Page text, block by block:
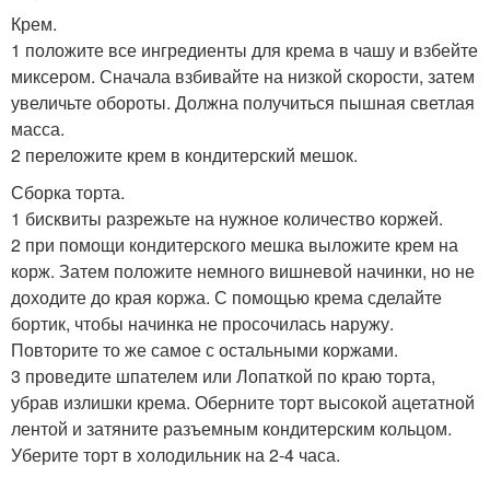
Крем.
1 положите все ингредиенты для крема в чашу и взбейте
миксером. Сначала взбивайте на низкой скорости, затем
увеличьте обороты. Должна получиться пышная светлая
масса.
2 переложите крем в кондитерский мешок.
Сборка торта.
1 бисквиты разрежьте на нужное количество коржей.
2 при помощи кондитерского мешка выложите крем на
корж. Затем положите немного вишневой начинки, но не
доходите до края коржа. С помощью крема сделайте
бортик, чтобы начинка не просочилась наружу.
Повторите то же самое с остальными коржами.
3 проведите шпателем или Лопаткой по краю торта,
убрав излишки крема. Оберните торт высокой ацетатной
лентой и затяните разъемным кондитерским кольцом.
Уберите торт в холодильник на 2-4 часа.